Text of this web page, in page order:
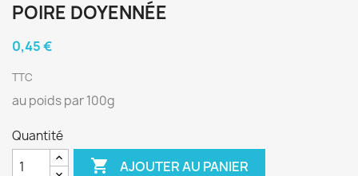
POIRE DOYENNÉE
0,45 €
TTC
au poids par 100g
Quantité
 AJOUTER AU PANIER